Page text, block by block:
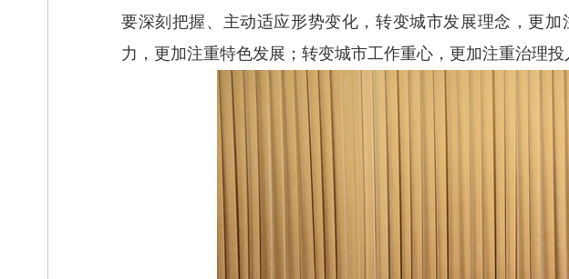
要深刻把握、主动适应形势变化，转变城市发展理念，更
力，更加注重特色发展；转变城市工作重心，更加注重治理